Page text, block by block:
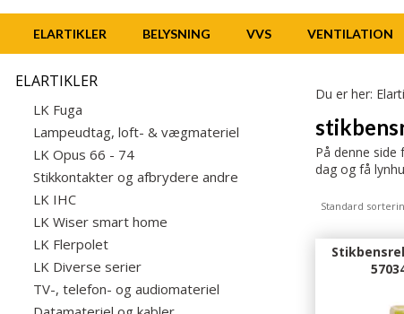
ELARTIKLER BELYSNING VVS VENTILATION
ELARTIKLER
LK Fuga
Lampeudtag, loft- & vægmateriel
LK Opus 66 - 74
Stikkontakter og afbrydere andre
LK IHC
LK Wiser smart home
LK Flerpolet
LK Diverse serier
TV-, telefon- og audiomateriel
Du er her:
På denne
dag og få
Standard